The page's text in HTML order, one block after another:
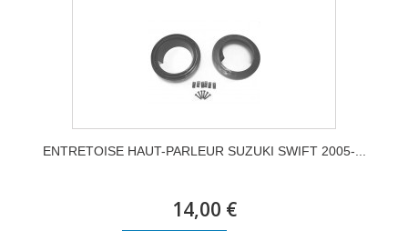
ENTRETOISE HAUT-PARLEUR SUZUKI SWIFT 2005-...
14,00 €